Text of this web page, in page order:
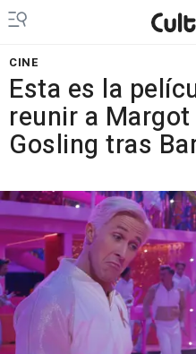
CINE
Esta es la
reunir a Margot
Gosling tras